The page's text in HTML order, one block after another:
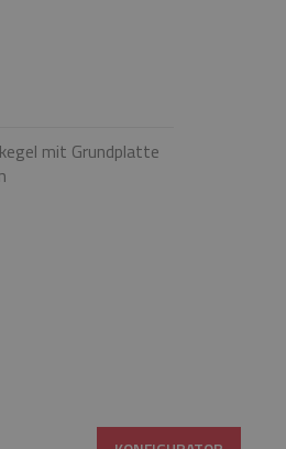
mit Grundplatte